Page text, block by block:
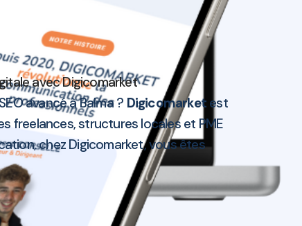
avec Digicomarket
avancé à Balma ? Digicomarketest
freelances, structures locales et PME
chez Digicomarket, vous êtes